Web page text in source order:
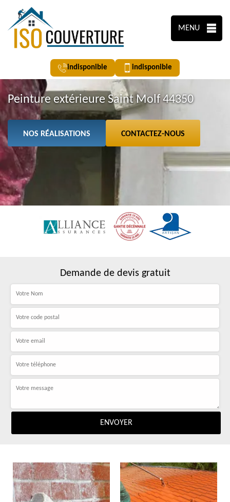
MENU
indisponible indisponible
Peinture extérieure Saint Molf 44350
NOS RÉALISATIONS CONTACTEZ-NOUS
Demande de devis gratuit